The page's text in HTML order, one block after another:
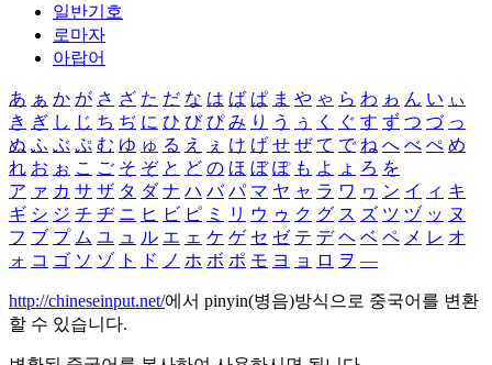
일반기호
로마자
아랍어
あ ぁ か が さ ざ た だ な は ば ぱ ま や ゃ ら わ ゎ ん い ぃ
き ぎ し じ ち ぢ に ひ び ぴ み り う ぅ く ぐ す ず つ づ っ
ぬ ふ ぶ ぷ む ゆ ゅ る え ぇ け げ せ ぜ て で ね へ べ ぺ め
れ お ぉ こ ご そ ぞ と ど の ほ ぼ ぽ も よ ょ ろ を
ア ァ カ サ ザ タ ダ ナ ハ バ パ マ ヤ ャ ラ ワ ヮ ン イ ィ キ
ギ シ ジ チ ヂ ニ ヒ ビ ピ ミ リ ウ ゥ ク グ ス ズ ツ ヅ ッ ヌ
フ ブ プ ム ユ ュ ル エ ェ ケ ゲ セ ゼ テ デ ヘ ベ ペ メ レ オ
ォ コ ゴ ソ ゾ ト ド ノ ホ ボ ポ モ ヨ ョ ロ ヲ ―
http://chineseinput.net/에서 pinyin(병음)방식으로 중국어를 변환
할 수 있습니다.